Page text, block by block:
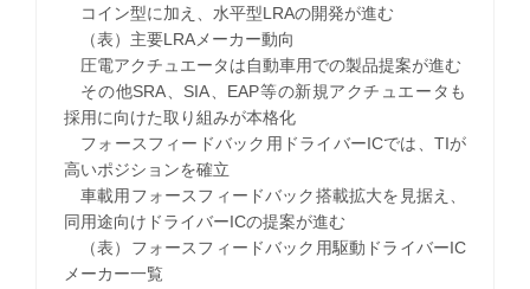
コイン型に加え、水平型LRAの開発が進む
（表）主要LRAメーカー動向
圧電アクチュエータは自動車用での製品提案が進む
その他SRA、SIA、EAP等の新規アクチュエータも
採用に向けた取り組みが本格化
フォースフィードバック用ドライバーICでは、TIが
高いポジションを確立
車載用フォースフィードバック搭載拡大を見据え、
同用途向けドライバーICの提案が進む
（表）フォースフィードバック用駆動ドライバーIC
メーカー一覧